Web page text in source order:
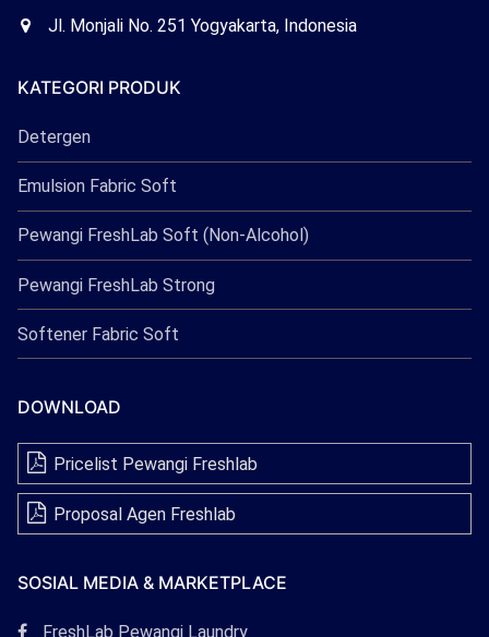
Freshlab
OfficeJl. Monjali No. 251 Yogyakarta, Indonesia
KATEGORI PRODUK
Detergen
Emulsion Fabric Soft
Pewangi FreshLab Soft (Non-Alcohol)
Pewangi FreshLab Strong
Softener Fabric Soft
DOWNLOAD
Pricelist Pewangi Freshlab
Proposal Agen Freshlab
SOSIAL MEDIA & MARKETPLACE
TautanFreshLab Pewangi Laundry